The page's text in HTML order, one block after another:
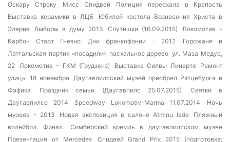
Оскару Строку
Мисс Спидвей
Полиция переехала в Крепость
Выставка керамики в ЛЦБ
Юбилей костела Вознесения Христа в
Элерне
Выборы в думу 2013 Слутишки (16.09.2015)
Локомотив -
Карбон Старт Гнезно
Дни франкофонии - 2012
Горожане и
Латгальская партия «посадили» пасхальное дерево ул. Маза Медус,
22 Локомотив - ГКМ (Грудзенз) Выставка Силвы Линарте
Ремонт
улицы 18 новембра Даугавпилсский музей приобрел Ратцебурга и
Фафика
Праздник семьи (Даугавпилс 25.07.2015)
Святки в
Даугавпилсе 2014
Speedway Lokomotiv-Marma 11.07.2014
Ночь
музеев - 2013
Новая экспозиция в салоне Atminu lade
Пляжный
волейбол. Финал.
Симбирский кремль в даугавпилсском музее
Презентация от Mercedes
Спидвей Grand Prix 2015 (подготовка;